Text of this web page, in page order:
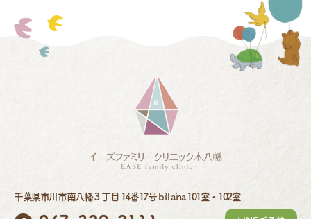
千葉県市川市南八幡３丁目 14番17号 bill aina 101室・102室